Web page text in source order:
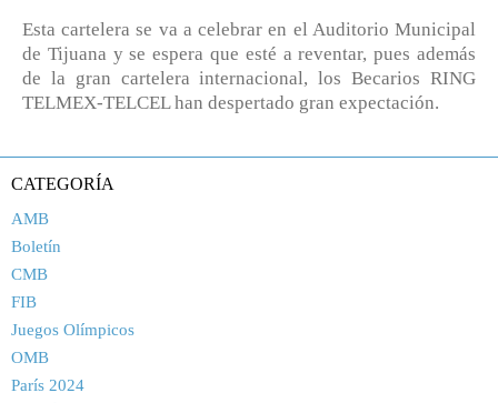
Esta cartelera se va a celebrar en el Auditorio Municipal
de Tijuana y se espera que esté a reventar, pues además
de la gran cartelera internacional, los Becarios RING
TELMEX-TELCEL han despertado gran expectación.
CATEGORÍA
AMB
Boletín
CMB
FIB
Juegos Olímpicos
OMB
París 2024